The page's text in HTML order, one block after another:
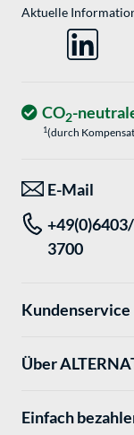
Aktuelle
CO2-
1(durch
E-Mail
3700
Kundenservice
Über
Einfach